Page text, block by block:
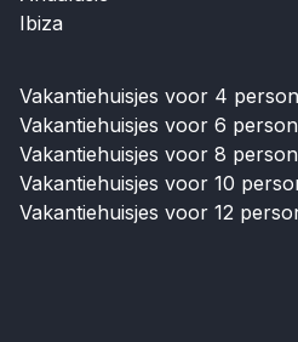
Ibiza
Vakantiehuisjes voor 4
Vakantiehuisjes voor 6
Vakantiehuisjes voor 8
Vakantiehuisjes voor 10
Vakantiehuisjes voor 12